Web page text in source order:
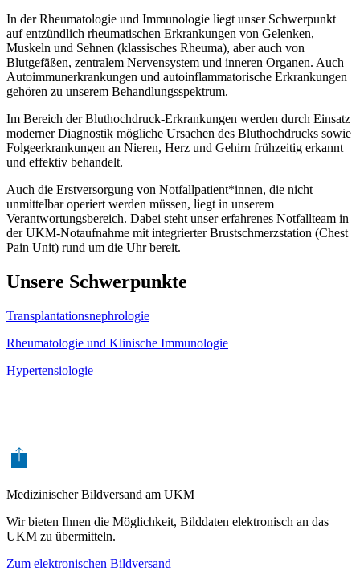
In der Rheumatologie und Immunologie liegt unser Schwerpunkt
auf entzündlich rheumatischen Erkrankungen von Gelenken,
Muskeln und Sehnen (klassisches Rheuma), aber auch von
Blutgefäßen, zentralem Nervensystem und inneren Organen. Auch
Autoimmunerkrankungen und autoinflammatorische Erkrankungen
gehören zu unserem Behandlungsspektrum.
Im Bereich der Bluthochdruck-Erkrankungen werden durch Einsatz
moderner Diagnostik mögliche Ursachen des Bluthochdrucks sowie
Folgeerkrankungen an Nieren, Herz und Gehirn frühzeitig erkannt
und effektiv behandelt.
Auch die Erstversorgung von Notfallpatient*innen, die nicht
unmittelbar operiert werden müssen, liegt in unserem
Verantwortungsbereich. Dabei steht unser erfahrenes Notfallteam in
der UKM-Notaufnahme mit integrierter Brustschmerzstation (Chest
Pain Unit) rund um die Uhr bereit.
Unsere Schwerpunkte
Transplantationsnephrologie
Rheumatologie und Klinische Immunologie
Hypertensiologie
Medizinischer Bildversand am UKM
Wir bieten Ihnen die Möglichkeit, Bilddaten elektronisch an das
UKM zu übermitteln.
Zum elektronischen Bildversand